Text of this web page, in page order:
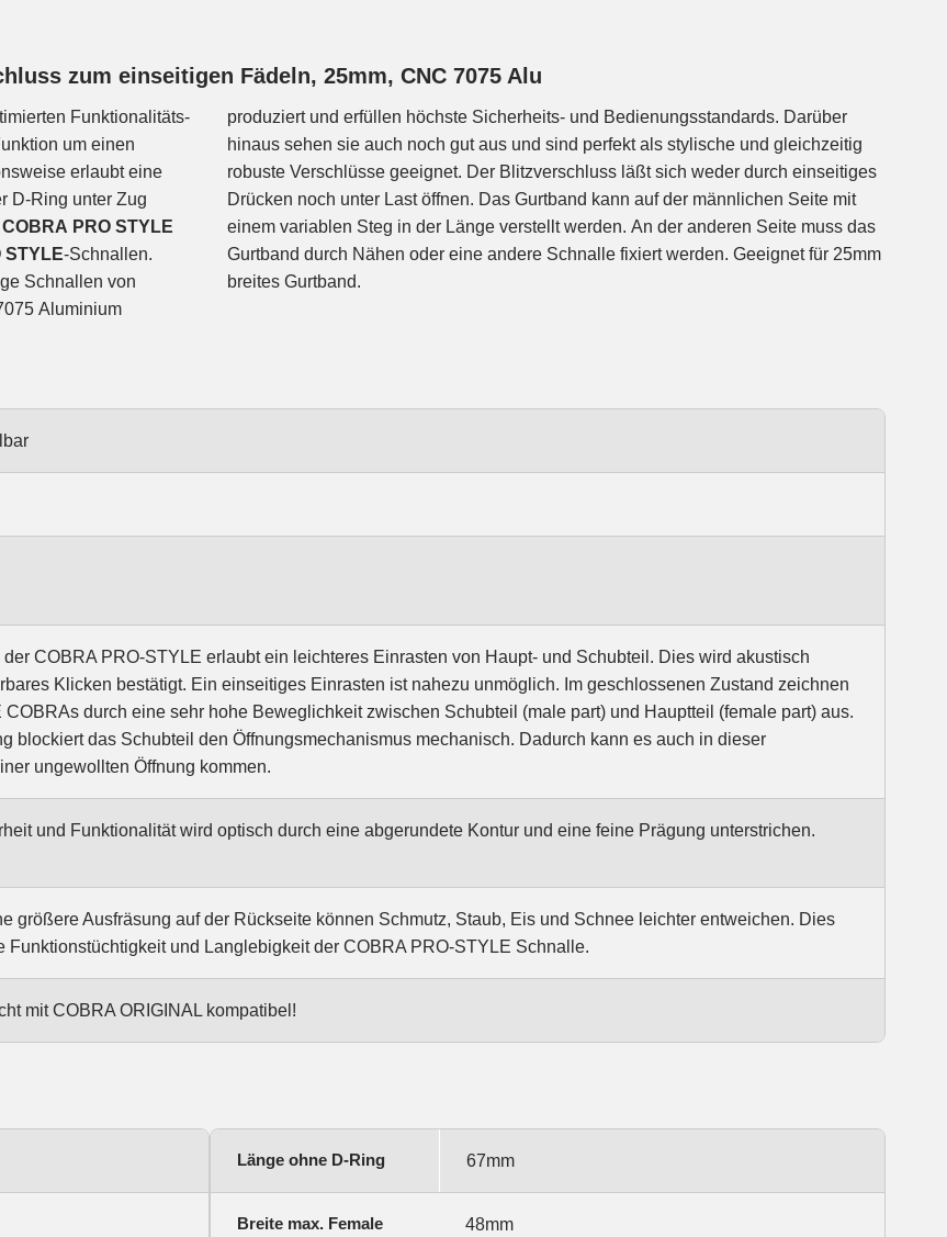
zum einseitigen Fädeln, 25mm, CNC 7075 Alu
Funktionalitäts-
um einen
erlaubt eine
D-Ring unter Zug
COBRA PRO STYLE
STYLE-Schnallen.
Schnallen von
Aluminium
produziert und erfüllen höchste Sicherheits- und Bedienungsstandards. Darüber
hinaus sehen sie auch noch gut aus und sind perfekt als stylische und gleichzeitig
robuste Verschlüsse geeignet. Der Blitzverschluss läßt sich weder durch einseitiges
Drücken noch unter Last öffnen. Das Gurtband kann auf der männlichen Seite mit
einem variablen Steg in der Länge verstellt werden. An der anderen Seite muss das
Gurtband durch Nähen oder eine andere Schnalle fixiert werden. Geeignet für 25mm
breites Gurtband.
der COBRA PRO-STYLE erlaubt ein leichteres Einrasten von Haupt- und Schubteil. Dies wird akustisch
Klicken bestätigt. Ein einseitiges Einrasten ist nahezu unmöglich. Im geschlossenen Zustand zeichnen
durch eine sehr hohe Beweglichkeit zwischen Schubteil (male part) und Hauptteil (female part) aus.
blockiert das Schubteil den Öffnungsmechanismus mechanisch. Dadurch kann es auch in dieser
ungewollten Öffnung kommen.
und Funktionalität wird optisch durch eine abgerundete Kontur und eine feine Prägung unterstrichen.
größere Ausfräsung auf der Rückseite können Schmutz, Staub, Eis und Schnee leichter entweichen. Dies
Funktionstüchtigkeit und Langlebigkeit der COBRA PRO-STYLE Schnalle.
mit COBRA ORIGINAL kompatibel!
Länge ohne D-Ring 67mm
Breite max. Female 48mm